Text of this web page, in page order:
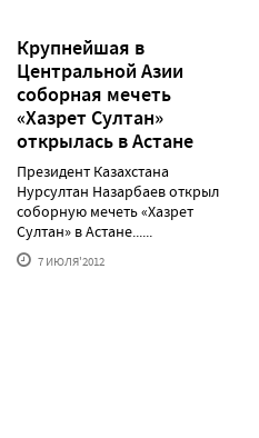
Крупнейшая в
Центральной Азии
соборная мечеть
«Хазрет Султан»
открылась в Астане
Президент Казахстана
Нурсултан Назарбаев открыл
соборную мечеть «Хазрет
Султан» в Астане......
7 ИЮЛЯ'2012